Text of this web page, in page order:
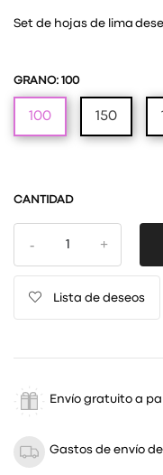
Set de hojas de lima
GRANO: 100
100 150
CANTIDAD
Lista de deseos
Envío gratuito a
Gastos de envío